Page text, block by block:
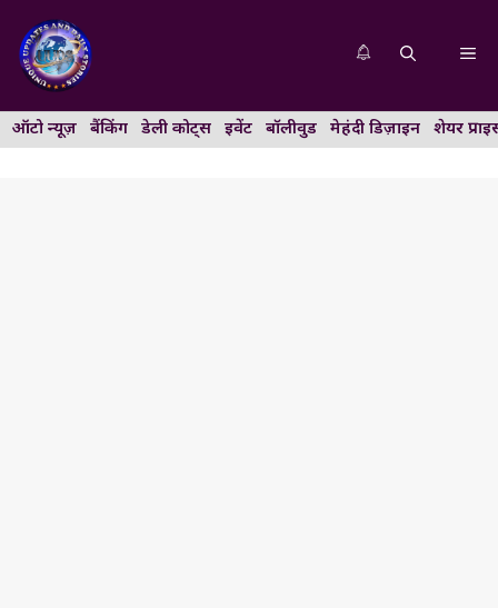
content
ऑटो न्यूज़ बैंकिंग डेली कोट्स इवेंट बॉलीवुड मेहंदी डिज़ाइन शेयर